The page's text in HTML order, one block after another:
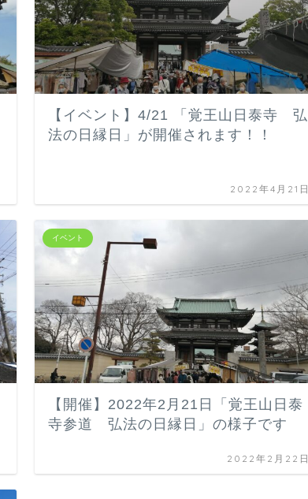
【イベント】4/21 「覚王山日泰寺 弘
法の日縁日」が開催されます！！
2022年4月21日
イベント
【開催】2022年2月21日「覚王山日泰
寺参道 弘法の日縁日」の様子です
2022年2月22日